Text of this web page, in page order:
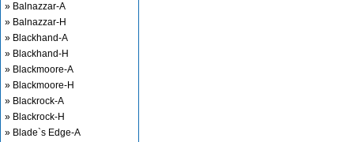
» Balnazzar-A
» Balnazzar-H
» Blackhand-A
» Blackhand-H
» Blackmoore-A
» Blackmoore-H
» Blackrock-A
» Blackrock-H
» Blade`s Edge-A